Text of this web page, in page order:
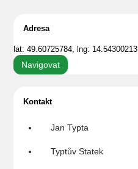
Adresa
lat: 49.60725784, lng: 14.54300213
Navigovat
Kontakt
Jan Typta
Typtův Statek